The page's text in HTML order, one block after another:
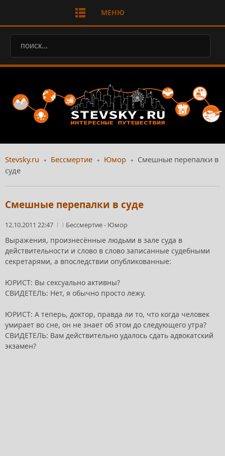
МЕНЮ
Stevsky.ru Бессмертие Юмор
Смешные перепалки в
суде
Смешные перепалки в суде
12.10.2011 22:47 Бессмертие- Юмор
Выражения, произнесённые людьми в зале суда в
действительности и слово в слово записанные судебными
секретарями, а впоследствии опубликованные:
ЮРИСТ: Вы сексуально активны?
СВИДЕТЕЛЬ: Нет, я обычно просто лежу.
ЮРИСТ: А теперь, доктор, правда ли то, что когда человек
умирает во сне, он не знает об этом до следующего утра?
СВИДЕТЕЛЬ: Вам действительно удалось сдать адвокатский
экзамен?